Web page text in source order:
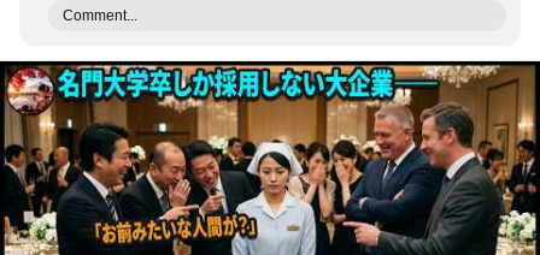
Comment...